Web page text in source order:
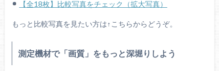
【全18枚】比較写真をチェック（拡大写真）
もっと比較写真を見たい方は↑こちらからどうぞ。
測定機材で「画質」をもっと深堀りしよう